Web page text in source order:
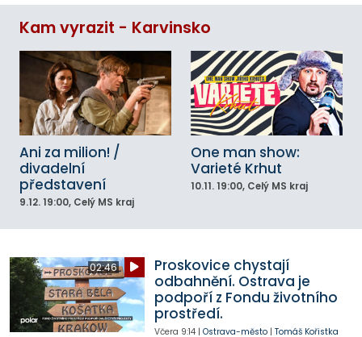
Kam vyrazit - Karvinsko
Ani za milion! /
divadelní
představení
9.12. 19:00, Celý MS kraj
One man show:
Varieté Krhut
10.11. 19:00, Celý MS kraj
02:46
Proskovice chystají
odbahnění. Ostrava je
podpoří z Fondu životního
prostředí.
Včera 9:14| Ostrava-město| Tomáš Kořistka